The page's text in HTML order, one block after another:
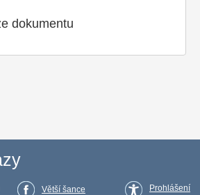
dokumentu
Větší šance
Prohlášení